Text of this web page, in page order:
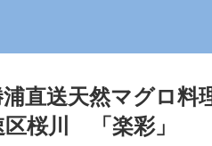
直送天然マグロ料
桜川 「楽彩」